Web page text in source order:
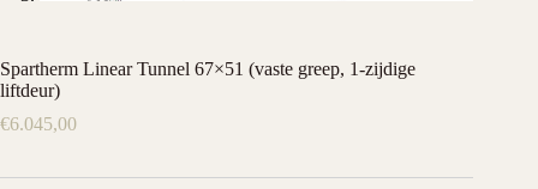
Spartherm Linear Tunnel 67×51 (vaste greep, 1-zijdige
liftdeur)
€6.045,00